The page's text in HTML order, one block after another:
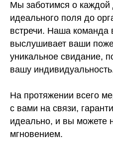
Мы заботимся о каждой
идеального поля до
встречи. Наша команда
выслушивает ваши
уникальное свидание,
вашу
На протяжении всего
с вами на связи,
идеально, и вы можете
мгновением.